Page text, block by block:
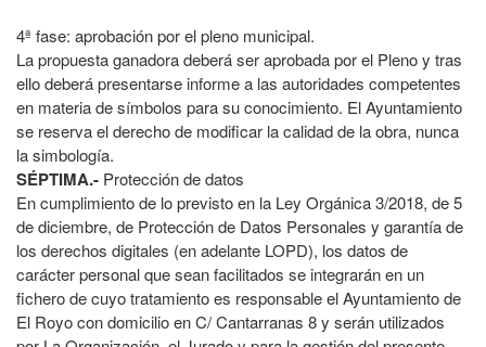
4ª fase: aprobación por el pleno municipal.
La propuesta ganadora deberá ser aprobada por el Pleno y tras
ello deberá presentarse informe a las autoridades competentes
en materia de símbolos para su conocimiento. El Ayuntamiento
se reserva el derecho de modificar la calidad de la obra, nunca
la simbología.
SÉPTIMA.- Protección de datos
En cumplimiento de lo previsto en la Ley Orgánica 3/2018, de 5
de diciembre, de Protección de Datos Personales y garantía de
los derechos digitales (en adelante LOPD), los datos de
carácter personal que sean facilitados se integrarán en un
fichero de cuyo tratamiento es responsable el Ayuntamiento de
El Royo con domicilio en C/ Cantarranas 8 y serán utilizados